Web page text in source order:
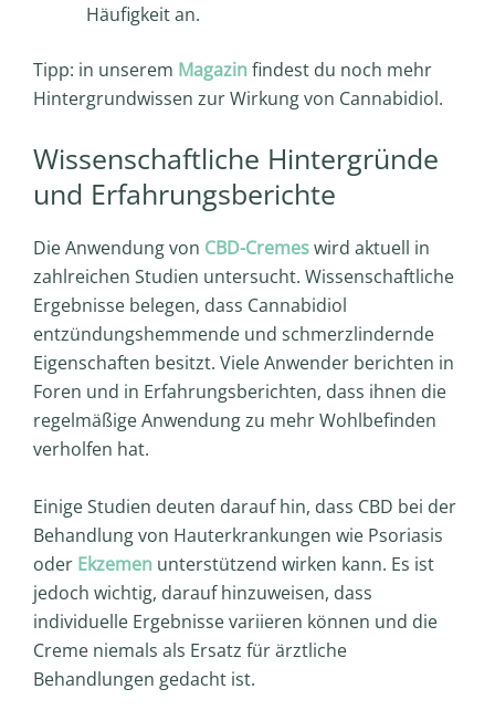
Häufigkeit an.
Tipp: in unserem Magazin findest du noch mehr
Hintergrundwissen zur Wirkung von Cannabidiol.
Wissenschaftliche Hintergründe
und Erfahrungsberichte
Die Anwendung von CBD-Cremeswird aktuell in
zahlreichen Studien untersucht. Wissenschaftliche
Ergebnisse belegen, dass Cannabidiol
entzündungshemmende und schmerzlindernde
Eigenschaften besitzt. Viele Anwender berichten in
Foren und in Erfahrungsberichten, dass ihnen die
regelmäßige Anwendung zu mehr Wohlbefinden
verholfen hat.
Einige Studien deuten darauf hin, dass CBD bei der
Behandlung von Hauterkrankungen wie Psoriasis
oder Ekzemen unterstützend wirken kann. Es ist
jedoch wichtig, darauf hinzuweisen, dass
individuelle Ergebnisse variieren können und die
Creme niemals als Ersatz für ärztliche
Behandlungen gedacht ist.